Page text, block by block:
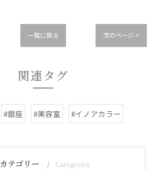
一覧に戻る 次のページ >
関連タグ
#銀座 #美容室 #イノアカラー
カテゴリー Categories